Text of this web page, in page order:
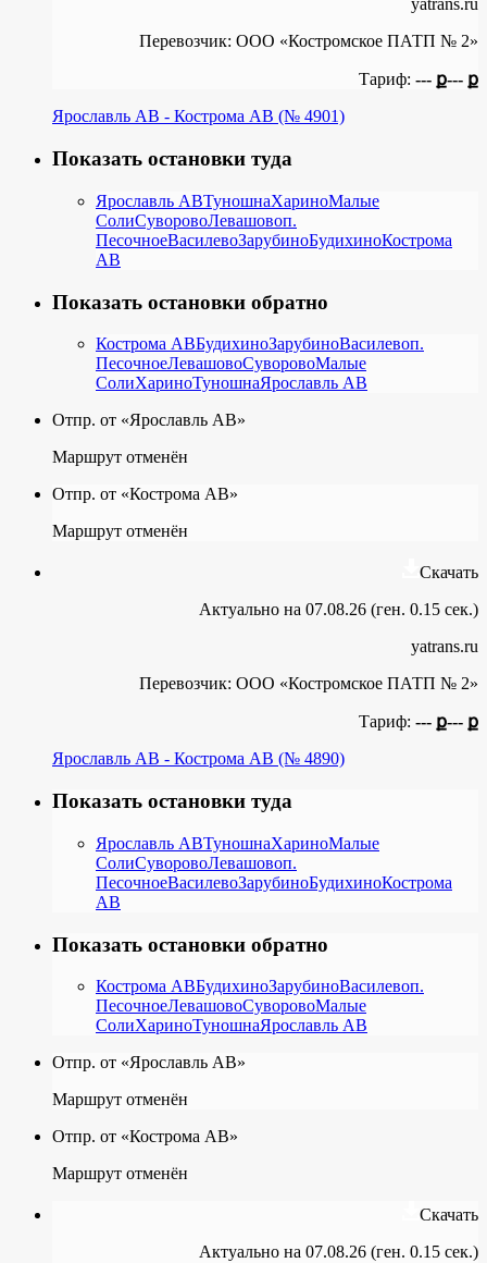
yatrans.ru
Перевозчик: ООО «Костромское ПАТП № 2»
Тариф: --- ք--- ք
Ярославль АВ - Кострома АВ (№ 4901)
Показать остановки туда
Ярославль АВТуношнаХариноМалые
СолиСуворовоЛевашовоп.
ПесочноеВасилевоЗарубиноБудихиноКострома
АВ
Показать остановки обратно
Кострома АВБудихиноЗарубиноВасилевоп.
ПесочноеЛевашовоСуворовоМалые
СолиХариноТуношнаЯрославль АВ
Отпр. от «Ярославль АВ»
Маршрут отменён
Отпр. от «Кострома АВ»
Маршрут отменён
Скачать
Актуально на 07.08.26 (ген. 0.15 сек.)
yatrans.ru
Перевозчик: ООО «Костромское ПАТП № 2»
Тариф: --- ք--- ք
Ярославль АВ - Кострома АВ (№ 4890)
Показать остановки туда
Ярославль АВТуношнаХариноМалые
СолиСуворовоЛевашовоп.
ПесочноеВасилевоЗарубиноБудихиноКострома
АВ
Показать остановки обратно
Кострома АВБудихиноЗарубиноВасилевоп.
ПесочноеЛевашовоСуворовоМалые
СолиХариноТуношнаЯрославль АВ
Отпр. от «Ярославль АВ»
Маршрут отменён
Отпр. от «Кострома АВ»
Маршрут отменён
Скачать
Актуально на 07.08.26 (ген. 0.15 сек.)